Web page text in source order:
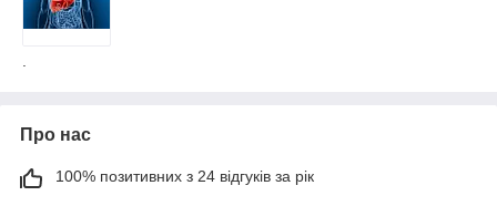
Про нас
100% позитивних з 24 відгуків за рік